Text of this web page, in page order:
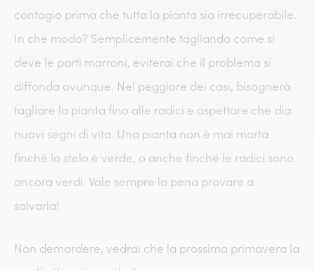
contagio prima che tutta la pianta sia irrecuperabile.
In che modo? Semplicemente tagliando come si
deve le parti marroni, eviterai che il problema si
diffonda ovunque. Nel peggiore dei casi, bisognerà
tagliare la pianta fino alle radici e aspettare che dia
nuovi segni di vita. Una pianta non è mai morta
finché lo stelo è verde, o anche finché le radici sono
ancora verdi. Vale sempre la pena provare a
salvarla!
Non demordere, vedrai che la prossima primavera la